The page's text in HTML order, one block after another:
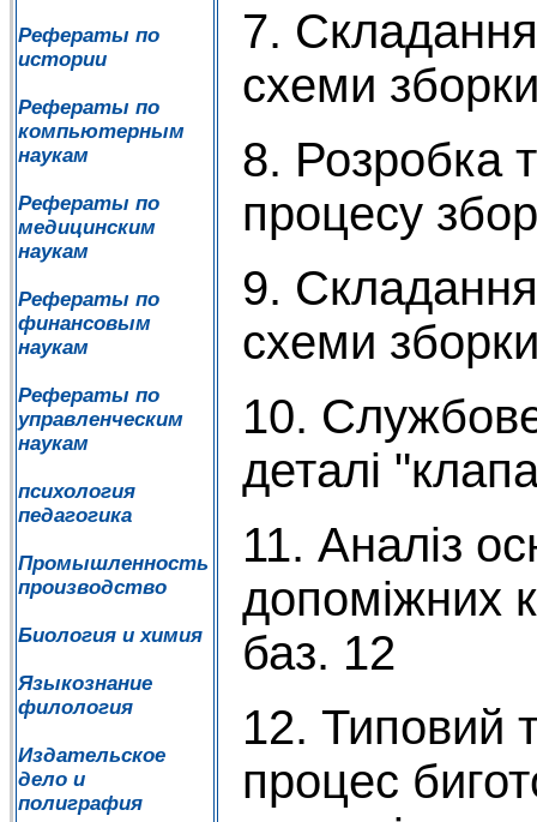
Рефераты по
истории
Рефераты по
компьютерным
наукам
Рефераты по
медицинским
наукам
Рефераты по
финансовым
наукам
Рефераты по
управленческим
наукам
психология
педагогика
Промышленность
производство
Биология и химия
Языкознание
филология
Издательское
дело и
полиграфия
7. Складання
схеми
8. Розробка
процесу
9. Складання
схеми
10.
деталі
11. Аналіз
допоміжних
баз. 12
12. Типовий
процес